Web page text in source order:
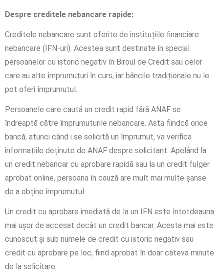
Despre creditele nebancare rapide:
Creditele nebancare sunt oferite de instituțiile financiare
nebancare (IFN-uri). Acestea sunt destinate în special
persoanelor cu istoric negativ în Biroul de Credit sau celor
care au alte împrumuturi în curs, iar băncile tradiționale nu le
pot oferi împrumutul.
Persoanele care caută un credit rapid fără ANAF se
îndreaptă către împrumuturile nebancare. Asta fiindcă orice
bancă, atunci când i se solicită un împrumut, va verifica
informațiile deținute de ANAF despre solicitant. Apelând la
un credit nebancar cu aprobare rapidă sau la un credit fulger
aprobat online, persoana în cauză are mult mai multe șanse
de a obține împrumutul.
Un credit cu aprobare imediată de la un IFN este întotdeauna
mai ușor de accesat decât un credit bancar. Acesta mai este
cunoscut și sub numele de credit cu istoric negativ sau
credit cu aprobare pe loc, fiind aprobat în doar câteva minute
de la solicitare.